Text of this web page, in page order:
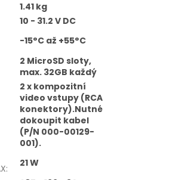
1.41 kg
10 - 31.2 V DC
-15°C až +55°C
2 MicroSD sloty,
max. 32GB každý
2 x kompozitní
video vstupy (RCA
konektory).Nutné
dokoupit kabel
(P/N 000-00129-
001).
:
21 W